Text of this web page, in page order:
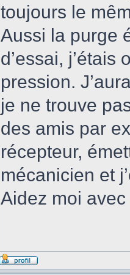
toujours le
Aussi la purge
d’essai, j’étais
pression.
je ne trouve
des amis par
récepteur,
mécanicien et
Aidez moi